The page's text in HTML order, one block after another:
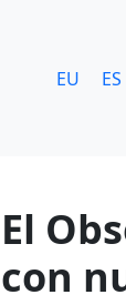
EU ES
El
con